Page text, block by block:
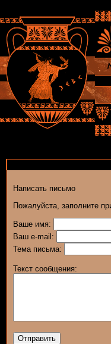
Написать письмо
Пожалуйста, заполните
Ваше имя:
Ваш e-mail:
Тема письма:
Текст сообщения: